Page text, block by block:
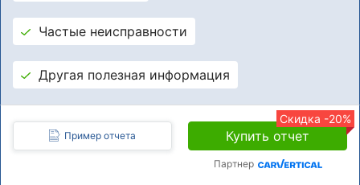
Частые неисправности
Другая полезная информация
Пример отчета
Скидка -20%
Купить отчет
Партнер